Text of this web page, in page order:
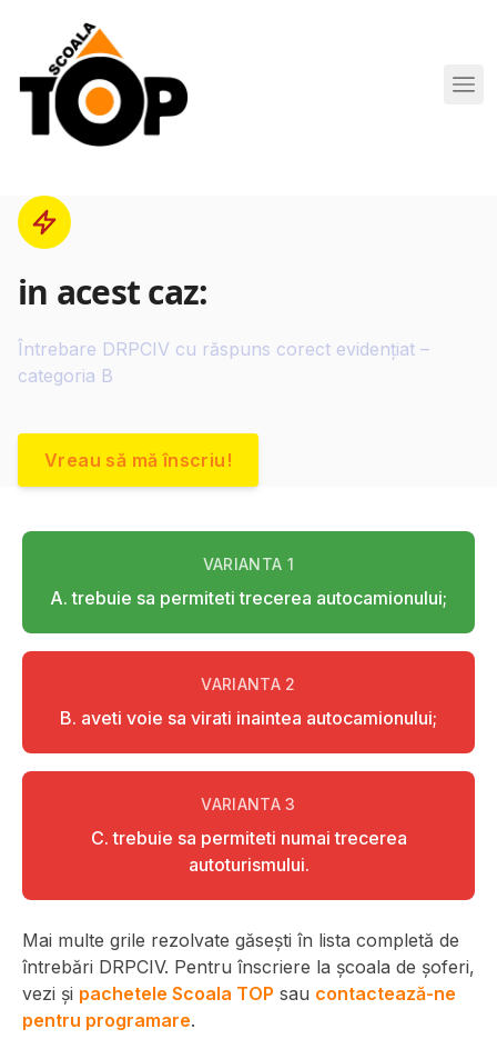
Scoala de Soferi TOP navigation
in acest caz:
Întrebare DRPCIV cu răspuns corect evidențiat –
categoria B
Vreau să mă înscriu!
VARIANTA 1
A. trebuie sa permiteti trecerea autocamionului;
VARIANTA 2
B. aveti voie sa virati inaintea autocamionului;
VARIANTA3
C. trebuie sa permiteti numai trecerea
autoturismului.
Mai multe grile rezolvate găsești în lista completă de
întrebări DRPCIV. Pentru înscriere la școala de șoferi,
vezi și pachetele Scoala TOP sau contactează-ne
pentru programare.